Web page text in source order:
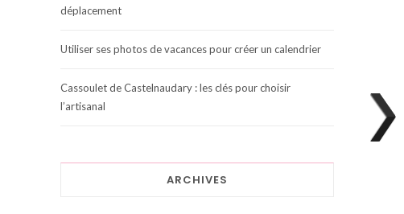
déplacement
Utiliser ses photos de vacances pour créer un calendrier
Cassoulet de Castelnaudary : les clés pour choisir
l’artisanal
ARCHIVES